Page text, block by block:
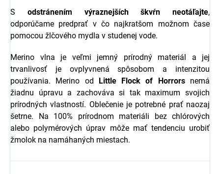
S odstránením výraznejších škvŕn neotáľajte,
odporúčame predprať v čo najkratšom možnom čase
pomocou žlčového mydla v studenej vode.
Merino vlna je veľmi jemný prírodný materiál a jej
trvanlivosť je ovplyvnená spôsobom a intenzitou
používania. Merino od Little Flock of Horrors nemá
žiadnu úpravu a zachováva si tak maximum svojich
prírodných vlastností. Oblečenie je potrebné prať naozaj
šetrne. Na 100% prírodnom materiáli bez chlórových
alebo polymérových úprav môže mať tendenciu urobiť
žmolok na namáhaných miestach.